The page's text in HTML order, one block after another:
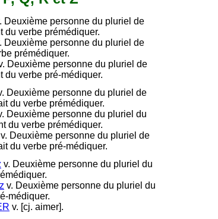
Deuxième personne du pluriel de
du verbe prémédiquer.
Deuxième personne du pluriel de
prémédiquer.
Deuxième personne du pluriel de
du verbe pré-médiquer.
Deuxième personne du pluriel de
du verbe prémédiquer.
Deuxième personne du pluriel du
du verbe prémédiquer.
v. Deuxième personne du pluriel de
du verbe pré-médiquer.
v. Deuxième personne du pluriel du
v. Deuxième personne du pluriel du
médiquer.
v. [cj. aimer].